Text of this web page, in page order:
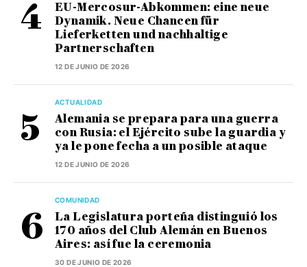
EU-Mercosur-Abkommen: eine neue
Dynamik. Neue Chancen für
Lieferketten und nachhaltige
Partnerschaften
12 DE JUNIO DE 2026
ACTUALIDAD
Alemania se prepara para una guerra
con Rusia: el Ejército sube la guardia y
ya le pone fecha a un posible ataque
12 DE JUNIO DE 2026
COMUNIDAD
La Legislatura porteña distinguió los
170 años del Club Alemán en Buenos
Aires: así fue la ceremonia
30 DE JUNIO DE 2026